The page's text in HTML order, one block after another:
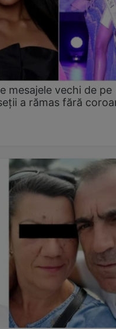
mesajele vechi de pe
a rămas fără